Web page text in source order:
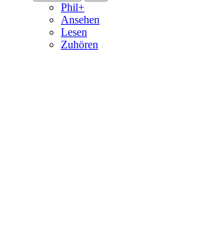
Phil+
Ansehen
Lesen
Zuhören